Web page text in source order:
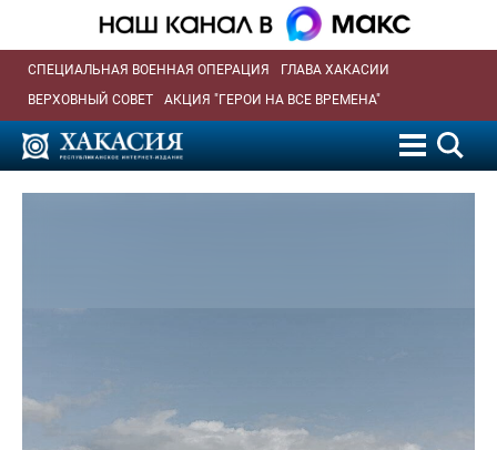
СПЕЦИАЛЬНАЯ ВОЕННАЯ ОПЕРАЦИЯ
ГЛАВА ХАКАСИИ
ВЕРХОВНЫЙ СОВЕТ
АКЦИЯ "ГЕРОИ НА ВСЕ ВРЕМЕНА"